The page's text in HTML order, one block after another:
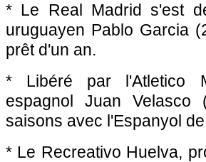
* Le Real Madrid s'est
uruguayen Pablo Garcia
prêt d'un an.
* Libéré par l'Atletico
espagnol Juan
saisons avec l'Espanyol
* Le Recreativo Huelva,